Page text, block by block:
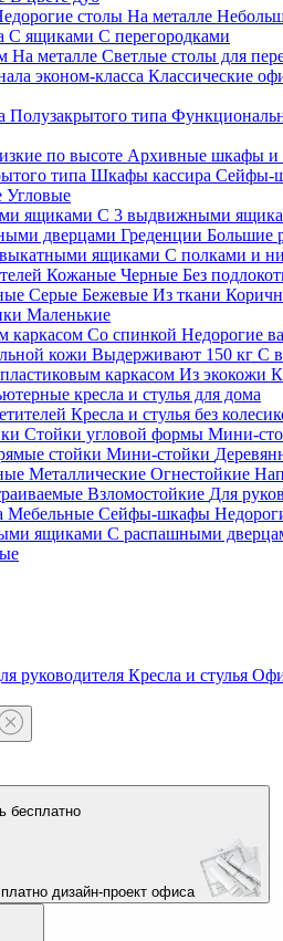
столы На металле
С ящиками С перегородками
На металле Светлые столы для
эконом-класса Классические
Полузакрытого типа
по высоте Архивные шкафы и
типа Шкафы кассира Сейфы-
Угловые
ящиками С 3 выдвижными
дверцами Греденции Большие
ящиками С полками и
Кожаные Черные Без
Серые Бежевые Из ткани
Маленькие
каркасом Со спинкой Недорогие
кожи Выдерживают 150 кг С
каркасом Из экокожи
кресла и стулья для дома
Кресла и стулья без
Стойки угловой формы Мини-
стойки Мини-стойки
Металлические Огнестойкие
Взломостойкие Для
Мебельные Сейфы-шкафы
ящиками С распашными
руководителя Кресла и стулья
бесплатно
дизайн-проект офиса